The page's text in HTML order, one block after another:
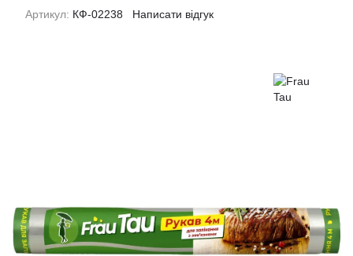
Артикул: КФ-02238 Написати відгук